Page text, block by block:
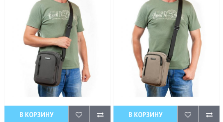
В КОРЗИНУ В КОРЗИНУ